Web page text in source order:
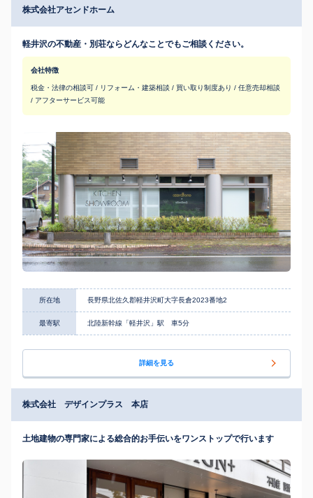
株式会社アセンドホーム
軽井沢の不動産・別荘ならどんなことでもご相談ください。
会社特徴
税金・法律の相談可 / リフォーム・建築相談 / 買い取り制度あり / 任意売却相談
/ アフターサービス可能
所在地 長野県北佐久郡軽井沢町大字長倉2023番地2
最寄駅 北陸新幹線「軽井沢」駅 車5分
詳細を見る
株式会社 デザインプラス 本店
土地建物の専門家による総合的お手伝いをワンストップで行います